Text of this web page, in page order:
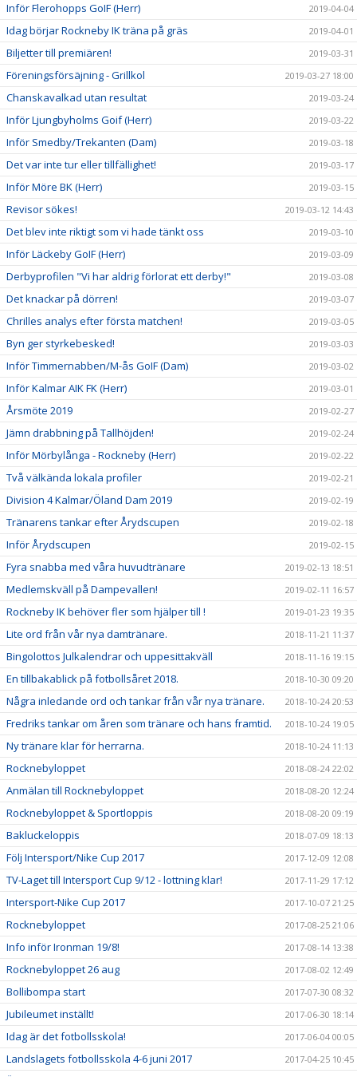
Inför Flerohopps GoIF (Herr) 2019-04-04
Idag börjar Rockneby IK träna på gräs 2019-04-01
Biljetter till premiären! 2019-03-31
Föreningsförsäjning - Grillkol 2019-03-27 18:00
Chanskavalkad utan resultat 2019-03-24
Inför Ljungbyholms Goif (Herr) 2019-03-22
Inför Smedby/Trekanten (Dam) 2019-03-18
Det var inte tur eller tillfällighet! 2019-03-17
Inför Möre BK (Herr) 2019-03-15
Revisor sökes! 2019-03-12 14:43
Det blev inte riktigt som vi hade tänkt oss 2019-03-10
Inför Läckeby GoIF (Herr) 2019-03-09
Derbyprofilen "Vi har aldrig förlorat ett derby!" 2019-03-08
Det knackar på dörren! 2019-03-07
Chrilles analys efter första matchen! 2019-03-05
Byn ger styrkebesked! 2019-03-03
Inför Timmernabben/M-ås GoIF (Dam) 2019-03-02
Inför Kalmar AIK FK (Herr) 2019-03-01
Årsmöte 2019 2019-02-27
Jämn drabbning på Tallhöjden! 2019-02-24
Inför Mörbylånga - Rockneby (Herr) 2019-02-22
Två välkända lokala profiler 2019-02-21
Division 4 Kalmar/Öland Dam 2019 2019-02-19
Tränarens tankar efter Årydscupen 2019-02-18
Inför Årydscupen 2019-02-15
Fyra snabba med våra huvudtränare 2019-02-13 18:51
Medlemskväll på Dampevallen! 2019-02-11 16:57
Rockneby IK behöver fler som hjälper till ! 2019-01-23 19:35
Lite ord från vår nya damtränare. 2018-11-21 11:37
Bingolottos Julkalendrar och uppesittakväll 2018-11-16 19:15
En tillbakablick på fotbollsåret 2018. 2018-10-30 09:20
Några inledande ord och tankar från vår nya tränare. 2018-10-24 20:53
Fredriks tankar om åren som tränare och hans framtid. 2018-10-24 19:05
Ny tränare klar för herrarna. 2018-10-24 11:13
Rocknebyloppet 2018-08-24 22:02
Anmälan till Rocknebyloppet 2018-08-20 12:24
Rocknebyloppet & Sportloppis 2018-08-20 09:19
Bakluckeloppis 2018-07-09 18:13
Följ Intersport/Nike Cup 2017 2017-12-09 12:08
TV-Laget till Intersport Cup 9/12 - lottning klar! 2017-11-29 17:12
Intersport-Nike Cup 2017 2017-10-07 21:25
Rocknebyloppet 2017-08-25 21:06
Info inför Ironman 19/8! 2017-08-14 13:38
Rocknebyloppet 26 aug 2017-08-02 12:49
Bollibompa start 2017-07-30 08:32
Jubileumet inställt! 2017-06-30 18:14
Idag är det fotbollsskola! 2017-06-04 00:05
Landslagets fotbollsskola 4-6 juni 2017 2017-04-25 10:45